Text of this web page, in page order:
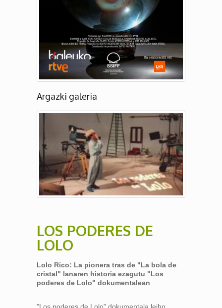
Argazki galeria
LOS PODERES DE
LOLO
Lolo Rico: La pionera tras de "La bola de
cristal" lanaren historia ezagutu "Los
poderes de Lolo" dokumentalean